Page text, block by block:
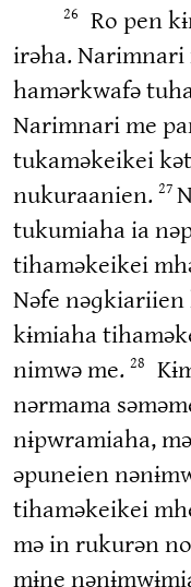
26
Ro pen
irəha. Narimnari
hamərkwafə
Narimnari me
tukaməkeikei
nukuraanien. 27
tukumiaha ia
tihaməkeikei
Nəfe
kɨmiaha
nimwə me. 28
nərmama
nɨpwramiaha,
əpuneien
tihaməkeikei
mə in rukurən
mɨne